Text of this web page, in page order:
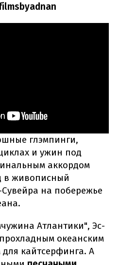
глэмпинги,
и ужин под
аккордом
в живописный
Сувейра на побережье
Атлантики", Эс-
океанским
кайтсерфинга. А